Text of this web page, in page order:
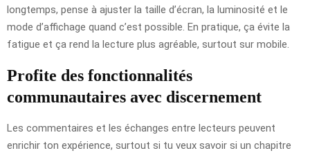
longtemps, pense à ajuster la taille d’écran, la luminosité et le
mode d’affichage quand c’est possible. En pratique, ça évite la
fatigue et ça rend la lecture plus agréable, surtout sur mobile.
Profite des fonctionnalités
communautaires avec discernement
Les commentaires et les échanges entre lecteurs peuvent
enrichir ton expérience, surtout si tu veux savoir si un chapitre